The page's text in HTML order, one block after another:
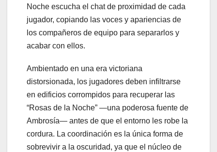
Noche escucha el chat de proximidad de cada
jugador, copiando las voces y apariencias de
los compañeros de equipo para separarlos y
acabar con ellos.
Ambientado en una era victoriana
distorsionada, los jugadores deben infiltrarse
en edificios corrompidos para recuperar las
“Rosas de la Noche” —una poderosa fuente de
Ambrosía— antes de que el entorno les robe la
cordura. La coordinación es la única forma de
sobrevivir a la oscuridad, ya que el núcleo de